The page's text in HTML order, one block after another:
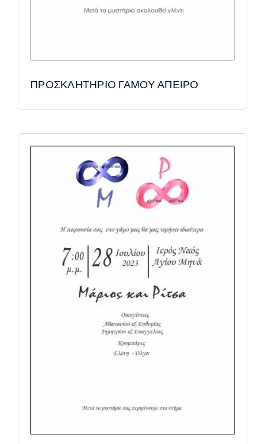
ΠΡΟΣΚΛΗΤΗΡΙΟ ΓΑΜΟΥ ΑΠΕΙΡΟ